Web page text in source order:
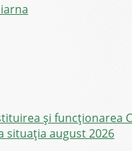
şi funcţionarea
situația august 2026